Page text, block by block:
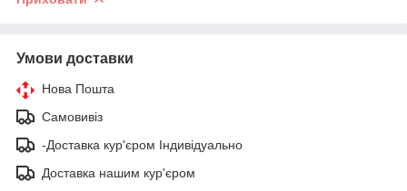
Умови доставки
Нова Пошта
Самовивіз
-Доставка кур'єром Індивідуально
Доставка нашим кур'єром